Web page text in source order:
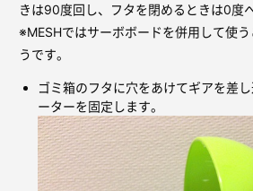
きは90度回し、フタを閉めるときは0度
※MESHではサーボボードを併用して使
うです。
ゴミ箱のフタに穴をあけてギアを差
ーターを固定します。